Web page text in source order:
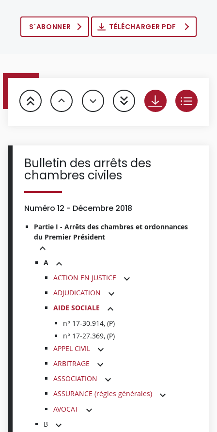
S'ABONNER TÉLÉCHARGER PDF
Bulletin des arrêts des
chambres civiles
Numéro 12 - Décembre 2018
Partie I - Arrêts des chambres et ordonnances
du Premier Président
A
ACTION EN JUSTICE
ADJUDICATION
AIDE SOCIALE
n° 17-30.914, (P)
n° 17-27.369, (P)
APPEL CIVIL
ARBITRAGE
ASSOCIATION
ASSURANCE (règles générales)
AVOCAT
B